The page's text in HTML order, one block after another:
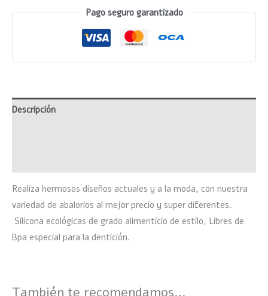
Pago seguro garantizado
Descripción
Realiza hermosos diseños actuales y a la moda, con nuestra
variedad de abalorios al mejor precio y super diferentes.
Silicona ecológicas de grado alimenticio de estilo, Libres de
Bpa especial para la dentición.